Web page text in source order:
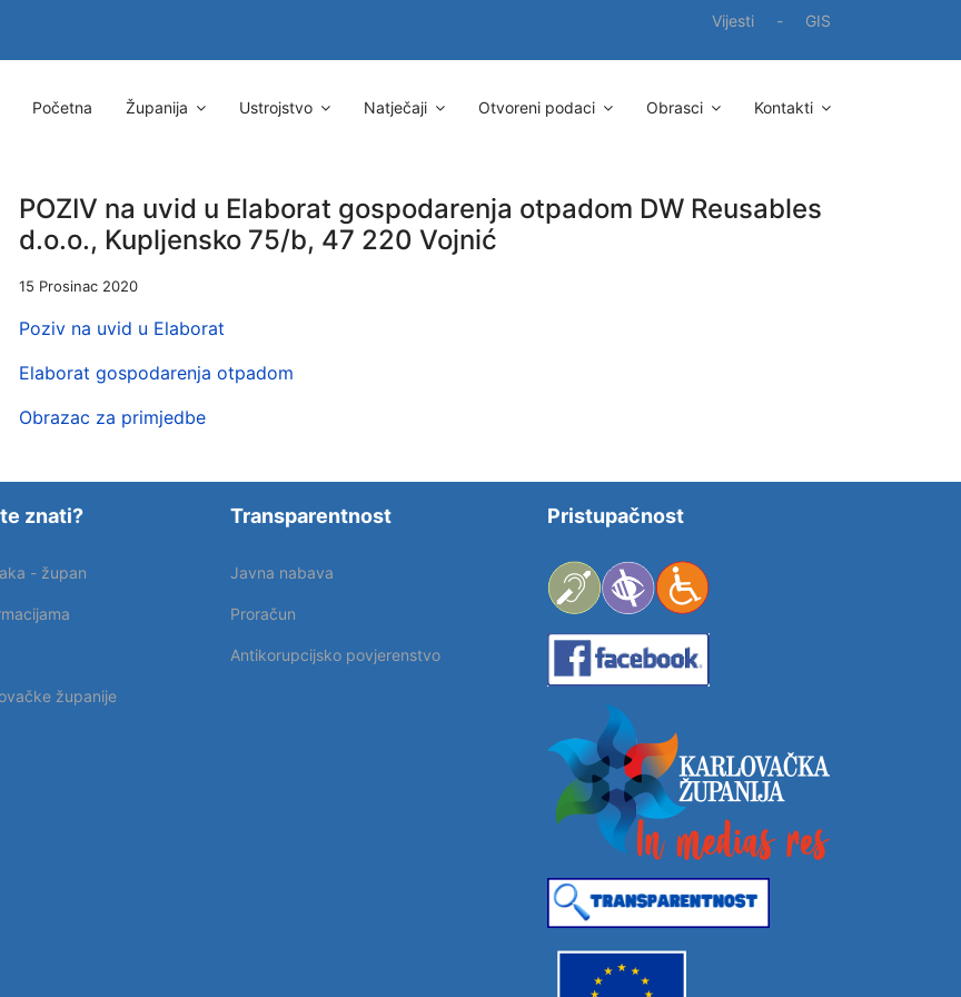
Vijesti - GIS
Početna Županija Ustrojstvo Natječaji Otvoreni podaci Obrasci Kontakti
POZIV na uvid u Elaborat gospodarenja otpadom DW Reusables
d.o.o., Kupljensko 75/b, 47 220 Vojnić
15 Prosinac 2020
Poziv na uvid u Elaborat
Elaborat gospodarenja otpadom
Obrazac za primjedbe
znati?
- župan
županije
Transparentnost
Javna nabava
Proračun
Antikorupcijsko povjerenstvo
Pristupačnost